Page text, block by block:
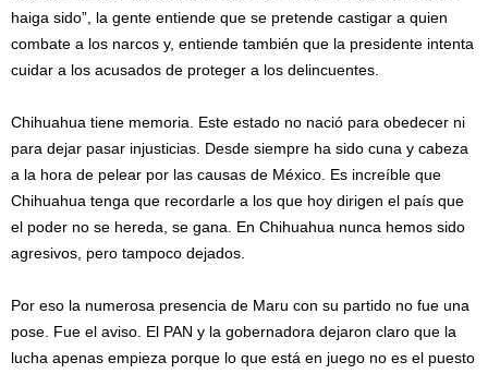
haiga sido”, la gente entiende que se pretende castigar a quien
combate a los narcos y, entiende también que la presidente intenta
cuidar a los acusados de proteger a los delincuentes.
Chihuahua tiene memoria. Este estado no nació para obedecer ni
para dejar pasar injusticias. Desde siempre ha sido cuna y cabeza
a la hora de pelear por las causas de México. Es increíble que
Chihuahua tenga que recordarle a los que hoy dirigen el país que
el poder no se hereda, se gana. En Chihuahua nunca hemos sido
agresivos, pero tampoco dejados.
Por eso la numerosa presencia de Maru con su partido no fue una
pose. Fue el aviso. El PAN y la gobernadora dejaron claro que la
lucha apenas empieza porque lo que está en juego no es el puesto